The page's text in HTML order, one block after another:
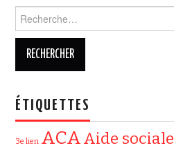
ÉTIQUETTES
3e lien ACAAide sociale